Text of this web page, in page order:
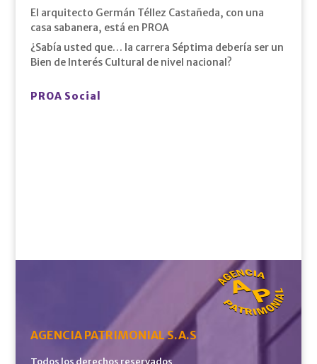
El arquitecto Germán Téllez Castañeda, con una
casa sabanera, está en PROA
¿Sabía usted que… la carrera Séptima debería ser un
Bien de Interés Cultural de nivel nacional?
PROA Social
AGENCIA PATRIMONIAL S.A.S